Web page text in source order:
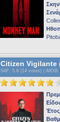
Citizen Vigilante
S4F : 5.8 (14 votes) | iMDB: